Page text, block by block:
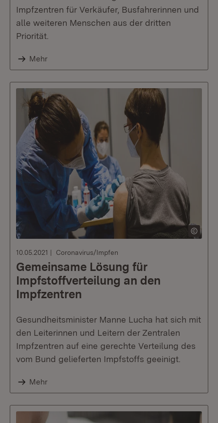
Impfzentren für Verkäufer, Busfahrerinnen und
alle weiteren Menschen aus der dritten
Priorität.
Mehr
10.05.2021 Coronavirus/Impfen
Gemeinsame Lösung für
Impfstoffverteilung an den
Impfzentren
Gesundheitsminister Manne Lucha hat sich mit
den Leiterinnen und Leitern der Zentralen
Impfzentren auf eine gerechte Verteilung des
vom Bund gelieferten Impfstoffs geeinigt.
Mehr